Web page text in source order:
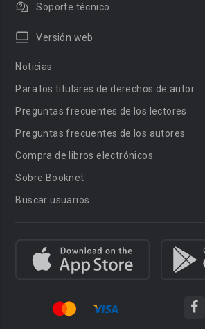
Soporte técnico
Versión web
Noticias
Para los titulares de derechos de autor
Preguntas frecuentes de los lectores
Preguntas frecuentes de los autores
Compra de libros electrónicos
Sobre Booknet
Buscar usuarios